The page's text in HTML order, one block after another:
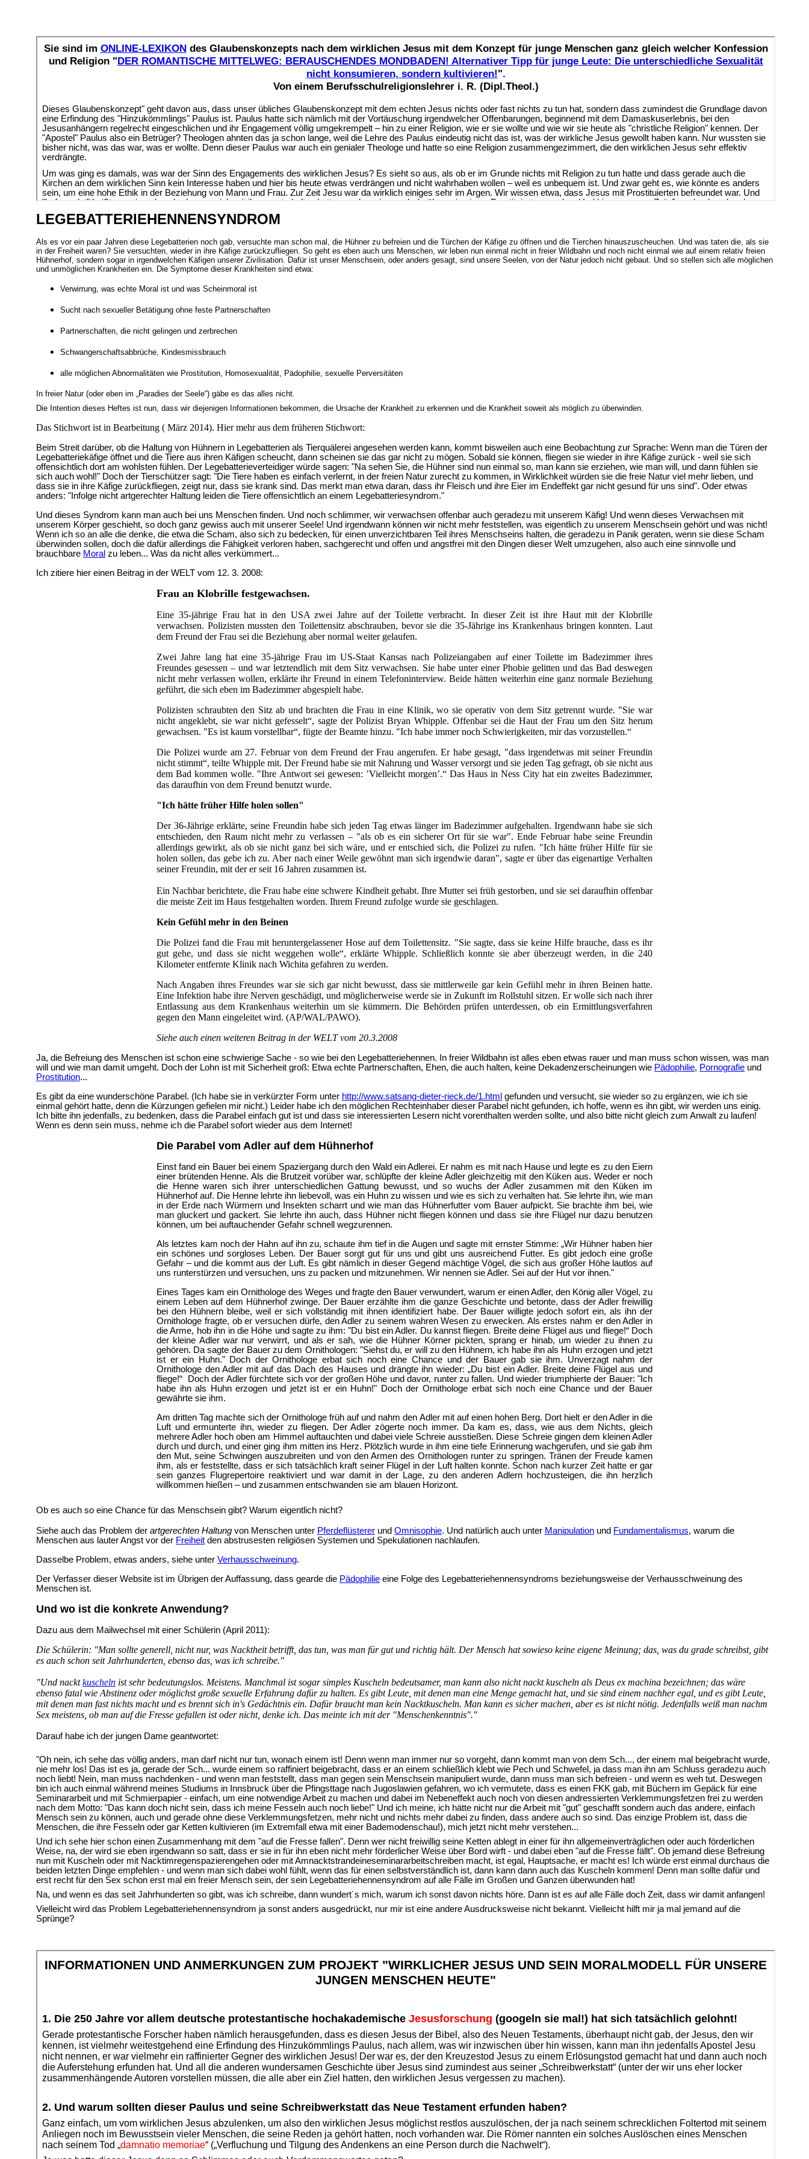
LEGEBATTERIEHENNENSYNDROM
Als es vor ein paar Jahren diese Legebatterien noch gab, versuchte man schon mal, die Hühner zu befreien und die Türchen der Käfige zu öffnen und die Tierchen hinauszuscheuchen. Und was taten die, als sie
in der Freiheit waren? Sie versuchten, wieder in ihre Käfige zurückzufliegen. So geht es eben auch uns Menschen, wir leben nun einmal nicht in freier Wildbahn und noch nicht einmal wie auf einem relativ freien
Hühnerhof, sondern sogar in irgendwelchen Käfigen unserer Zivilisation. Dafür ist unser Menschsein, oder anders gesagt, sind unsere Seelen, von der Natur jedoch nicht gebaut. Und so stellen sich alle möglichen
und unmöglichen Krankheiten ein. Die Symptome dieser Krankheiten sind etwa:
Verwirrung, was echte Moral ist und was Scheinmoral ist
Sucht nach sexueller Betätigung ohne feste Partnerschaften
Partnerschaften, die nicht gelingen und zerbrechen
Schwangerschaftsabbrüche, Kindesmissbrauch
alle möglichen Abnormalitäten wie Prostitution, Homosexualität, Pädophilie, sexuelle Perversitäten
In freier Natur (oder eben im „Paradies der Seele“) gäbe es das alles nicht.
Die Intention dieses Heftes ist nun, dass wir diejenigen Informationen bekommen, die Ursache der Krankheit zu erkennen und die Krankheit soweit als möglich zu überwinden.
Das Stichwort ist in Bearbeitung ( März 2014). Hier mehr aus dem früheren Stichwort:
Beim Streit darüber, ob die Haltung von Hühnern in Legebatterien als Tierquälerei angesehen werden kann, kommt bisweilen auch eine Beobachtung zur Sprache: Wenn man die Türen der
Legebatteriekäfige öffnet und die Tiere aus ihren Käfigen scheucht, dann scheinen sie das gar nicht zu mögen. Sobald sie können, fliegen sie wieder in ihre Käfige zurück - weil sie sich
offensichtlich dort am wohlsten fühlen. Der Legebatterieverteidiger würde sagen: "Na sehen Sie, die Hühner sind nun einmal so, man kann sie erziehen, wie man will, und dann fühlen sie
sich auch wohl!" Doch der Tierschützer sagt: "Die Tiere haben es einfach verlernt, in der freien Natur zurecht zu kommen, in Wirklichkeit würden sie die freie Natur viel mehr lieben, und
dass sie in ihre Käfige zurückfliegen, zeigt nur, dass sie krank sind. Das merkt man etwa daran, dass ihr Fleisch und ihre Eier im Endeffekt gar nicht gesund für uns sind". Oder etwas
anders: "Infolge nicht artgerechter Haltung leiden die Tiere offensichtlich an einem Legebatteriesyndrom."
Und dieses Syndrom kann man auch bei uns Menschen finden. Und noch schlimmer, wir verwachsen offenbar auch geradezu mit unserem Käfig! Und wenn dieses Verwachsen mit
unserem Körper geschieht, so doch ganz gewiss auch mit unserer Seele! Und irgendwann können wir nicht mehr feststellen, was eigentlich zu unserem Menschsein gehört und was nicht!
Wenn ich so an alle die denke, die etwa die Scham, also sich zu bedecken, für einen unverzichtbaren Teil ihres Menschseins halten, die geradezu in Panik geraten, wenn sie diese Scham
überwinden sollen, doch die dafür allerdings die Fähigkeit verloren haben, sachgerecht und offen und angstfrei mit den Dingen dieser Welt umzugehen, also auch eine sinnvolle und
brauchbare Moral zu leben... Was da nicht alles verkümmert...
Ich zitiere hier einen Beitrag in der WELT vom 12. 3. 2008:
Frau an Klobrille festgewachsen.
Eine 35-jährige Frau hat in den USA zwei Jahre auf der Toilette verbracht. In dieser Zeit ist ihre Haut mit der Klobrille
verwachsen. Polizisten mussten den Toilettensitz abschrauben, bevor sie die 35-Jährige ins Krankenhaus bringen konnten. Laut
dem Freund der Frau sei die Beziehung aber normal weiter gelaufen.
Zwei Jahre lang hat eine 35-jährige Frau im US-Staat Kansas nach Polizeiangaben auf einer Toilette im Badezimmer ihres
Freundes gesessen – und war letztendlich mit dem Sitz verwachsen. Sie habe unter einer Phobie gelitten und das Bad deswegen
nicht mehr verlassen wollen, erklärte ihr Freund in einem Telefoninterview. Beide hätten weiterhin eine ganz normale Beziehung
geführt, die sich eben im Badezimmer abgespielt habe.
Polizisten schraubten den Sitz ab und brachten die Frau in eine Klinik, wo sie operativ von dem Sitz getrennt wurde. "Sie war
nicht angeklebt, sie war nicht gefesselt“, sagte der Polizist Bryan Whipple. Offenbar sei die Haut der Frau um den Sitz herum
gewachsen. "Es ist kaum vorstellbar“, fügte der Beamte hinzu. "Ich habe immer noch Schwierigkeiten, mir das vorzustellen.“
Die Polizei wurde am 27. Februar von dem Freund der Frau angerufen. Er habe gesagt, "dass irgendetwas mit seiner Freundin
nicht stimmt“, teilte Whipple mit. Der Freund habe sie mit Nahrung und Wasser versorgt und sie jeden Tag gefragt, ob sie nicht aus
dem Bad kommen wolle. "Ihre Antwort sei gewesen: ’Vielleicht morgen’.“ Das Haus in Ness City hat ein zweites Badezimmer,
das daraufhin von dem Freund benutzt wurde.
"Ich hätte früher Hilfe holen sollen"
Der 36-Jährige erklärte, seine Freundin habe sich jeden Tag etwas länger im Badezimmer aufgehalten. Irgendwann habe sie sich
entschieden, den Raum nicht mehr zu verlassen – "als ob es ein sicherer Ort für sie war". Ende Februar habe seine Freundin
allerdings gewirkt, als ob sie nicht ganz bei sich wäre, und er entschied sich, die Polizei zu rufen. "Ich hätte früher Hilfe für sie
holen sollen, das gebe ich zu. Aber nach einer Weile gewöhnt man sich irgendwie daran", sagte er über das eigenartige Verhalten
seiner Freundin, mit der er seit 16 Jahren zusammen ist.
Ein Nachbar berichtete, die Frau habe eine schwere Kindheit gehabt. Ihre Mutter sei früh gestorben, und sie sei daraufhin offenbar
die meiste Zeit im Haus festgehalten worden. Ihrem Freund zufolge wurde sie geschlagen.
Kein Gefühl mehr in den Beinen
Die Polizei fand die Frau mit heruntergelassener Hose auf dem Toilettensitz. "Sie sagte, dass sie keine Hilfe brauche, dass es ihr
gut gehe, und dass sie nicht weggehen wolle“, erklärte Whipple. Schließlich konnte sie aber überzeugt werden, in die 240
Kilometer entfernte Klinik nach Wichita gefahren zu werden.
Nach Angaben ihres Freundes war sie sich gar nicht bewusst, dass sie mittlerweile gar kein Gefühl mehr in ihren Beinen hatte.
Eine Infektion habe ihre Nerven geschädigt, und möglicherweise werde sie in Zukunft im Rollstuhl sitzen. Er wolle sich nach ihrer
Entlassung aus dem Krankenhaus weiterhin um sie kümmern. Die Behörden prüfen unterdessen, ob ein Ermittlungsverfahren
gegen den Mann eingeleitet wird. (AP/WAL/PAWO).
Siehe auch einen weiteren Beitrag in der WELT vom 20.3.2008
Ja, die Befreiung des Menschen ist schon eine schwierige Sache - so wie bei den Legebatteriehennen. In freier Wildbahn ist alles eben etwas rauer und man muss schon wissen, was man
will und wie man damit umgeht. Doch der Lohn ist mit Sicherheit groß: Etwa echte Partnerschaften, Ehen, die auch halten, keine Dekadenzerscheinungen wie Pädophilie, Pornografie und
Prostitution...
Es gibt da eine wunderschöne Parabel. (Ich habe sie in verkürzter Form unter http://www.satsang-dieter-rieck.de/1.html gefunden und versucht, sie wieder so zu ergänzen, wie ich sie
einmal gehört hatte, denn die Kürzungen gefielen mir nicht.) Leider habe ich den möglichen Rechteinhaber dieser Parabel nicht gefunden, ich hoffe, wenn es ihn gibt, wir werden uns einig.
Ich bitte ihn jedenfalls, zu bedenken, dass die Parabel einfach gut ist und dass sie interessierten Lesern nicht vorenthalten werden sollte, und also bitte nicht gleich zum Anwalt zu laufen!
Wenn es denn sein muss, nehme ich die Parabel sofort wieder aus dem Internet!
Die Parabel vom Adler auf dem Hühnerhof
Einst fand ein Bauer bei einem Spaziergang durch den Wald ein Adlerei. Er nahm es mit nach Hause und legte es zu den Eiern
einer brütenden Henne. Als die Brutzeit vorüber war, schlüpfte der kleine Adler gleichzeitig mit den Küken aus. Weder er noch
die Henne waren sich ihrer unterschiedlichen Gattung bewusst, und so wuchs der Adler zusammen mit den Küken im
Hühnerhof auf. Die Henne lehrte ihn liebevoll, was ein Huhn zu wissen und wie es sich zu verhalten hat. Sie lehrte ihn, wie man
in der Erde nach Würmern und Insekten scharrt und wie man das Hühnerfutter vom Bauer aufpickt. Sie brachte ihm bei, wie
man gluckert und gackert. Sie lehrte ihn auch, dass Hühner nicht fliegen können und dass sie ihre Flügel nur dazu benutzen
können, um bei auftauchender Gefahr schnell wegzurennen.
Als letztes kam noch der Hahn auf ihn zu, schaute ihm tief in die Augen und sagte mit ernster Stimme: „Wir Hühner haben hier
ein schönes und sorgloses Leben. Der Bauer sorgt gut für uns und gibt uns ausreichend Futter. Es gibt jedoch eine große
Gefahr – und die kommt aus der Luft. Es gibt nämlich in dieser Gegend mächtige Vögel, die sich aus großer Höhe lautlos auf
uns runterstürzen und versuchen, uns zu packen und mitzunehmen. Wir nennen sie Adler. Sei auf der Hut vor ihnen."
Eines Tages kam ein Ornithologe des Weges und fragte den Bauer verwundert, warum er einen Adler, den König aller Vögel, zu
einem Leben auf dem Hühnerhof zwinge. Der Bauer erzählte ihm die ganze Geschichte und betonte, dass der Adler freiwillig
bei den Hühnern bleibe, weil er sich vollständig mit ihnen identifiziert habe. Der Bauer willigte jedoch sofort ein, als ihn der
Ornithologe fragte, ob er versuchen dürfe, den Adler zu seinem wahren Wesen zu erwecken. Als erstes nahm er den Adler in
die Arme, hob ihn in die Höhe und sagte zu ihm: "Du bist ein Adler. Du kannst fliegen. Breite deine Flügel aus und fliege!“ Doch
der kleine Adler war nur verwirrt, und als er sah, wie die Hühner Körner pickten, sprang er hinab, um wieder zu ihnen zu
gehören. Da sagte der Bauer zu dem Ornithologen: "Siehst du, er will zu den Hühnern, ich habe ihn als Huhn erzogen und jetzt
ist er ein Huhn." Doch der Ornithologe erbat sich noch eine Chance und der Bauer gab sie ihm. Unverzagt nahm der
Ornithologe den Adler mit auf das Dach des Hauses und drängte ihn wieder: „Du bist ein Adler. Breite deine Flügel aus und
fliege!“ Doch der Adler fürchtete sich vor der großen Höhe und davor, runter zu fallen. Und wieder triumphierte der Bauer: "Ich
habe ihn als Huhn erzogen und jetzt ist er ein Huhn!" Doch der Ornithologe erbat sich noch eine Chance und der Bauer
gewährte sie ihm.
Am dritten Tag machte sich der Ornithologe früh auf und nahm den Adler mit auf einen hohen Berg. Dort hielt er den Adler in die
Luft und ermunterte ihn, wieder zu fliegen. Der Adler zögerte noch immer. Da kam es, dass, wie aus dem Nichts, gleich
mehrere Adler hoch oben am Himmel auftauchten und dabei viele Schreie ausstießen. Diese Schreie gingen dem kleinen Adler
durch und durch, und einer ging ihm mitten ins Herz. Plötzlich wurde in ihm eine tiefe Erinnerung wachgerufen, und sie gab ihm
den Mut, seine Schwingen auszubreiten und von den Armen des Ornithologen runter zu springen. Tränen der Freude kamen
ihm, als er feststellte, dass er sich tatsächlich kraft seiner Flügel in der Luft halten konnte. Schon nach kurzer Zeit hatte er gar
sein ganzes Flugrepertoire reaktiviert und war damit in der Lage, zu den anderen Adlern hochzusteigen, die ihn herzlich
willkommen hießen – und zusammen entschwanden sie am blauen Horizont.
Ob es auch so eine Chance für das Menschsein gibt? Warum eigentlich nicht?
Siehe auch das Problem der artgerechten Haltung von Menschen unter Pferdeflüsterer und Omnisophie. Und natürlich auch unter Manipulation und Fundamentalismus, warum die
Menschen aus lauter Angst vor der Freiheit den abstrusesten religiösen Systemen und Spekulationen nachlaufen.
Dasselbe Problem, etwas anders, siehe unter Verhausschweinung.
Der Verfasser dieser Website ist im Übrigen der Auffassung, dass gearde die Pädophilie eine Folge des Legebatteriehennensyndroms beziehungsweise der Verhausschweinung des
Menschen ist.
Und wo ist die konkrete Anwendung?
Dazu aus dem Mailwechsel mit einer Schülerin (April 2011):
Die Schülerin: "Man sollte generell, nicht nur, was Nacktheit betrifft, das tun, was man für gut und richtig hält. Der Mensch hat sowieso keine eigene Meinung; das, was du grade schreibst, gibt
es auch schon seit Jahrhunderten, ebenso das, was ich schreibe."
"Und nacktkuscheln ist sehr bedeutungslos. Meistens. Manchmal ist sogar simples Kuscheln bedeutsamer, man kann also nicht nackt kuscheln als Deus ex machina bezeichnen; das wäre
ebenso fatal wie Abstinenz oder möglichst große sexuelle Erfahrung dafür zu halten. Es gibt Leute, mit denen man eine Menge gemacht hat, und sie sind einem nachher egal, und es gibt Leute,
mit denen man fast nichts macht und es brennt sich in's Gedächtnis ein. Dafür braucht man kein Nacktkuscheln. Man kann es sicher machen, aber es ist nicht nötig. Jedenfalls weiß man nachm
Sex meistens, ob man auf die Fresse gefallen ist oder nicht, denke ich. Das meinte ich mit der "Menschenkenntnis"."
Darauf habe ich der jungen Dame geantwortet:
"Oh nein, ich sehe das völlig anders, man darf nicht nur tun, wonach einem ist! Denn wenn man immer nur so vorgeht, dann kommt man von dem Sch..., der einem mal beigebracht wurde,
nie mehr los! Das ist es ja, gerade der Sch... wurde einem so raffiniert beigebracht, dass er an einem schließlich klebt wie Pech und Schwefel, ja dass man ihn am Schluss geradezu auch
noch liebt! Nein, man muss nachdenken - und wenn man feststellt, dass man gegen sein Menschsein manipuliert wurde, dann muss man sich befreien - und wenn es weh tut. Deswegen
bin ich auch einmal während meines Studiums in Innsbruck über die Pfingsttage nach Jugoslawien gefahren, wo ich vermutete, dass es einen FKK gab, mit Büchern im Gepäck für eine
Seminararbeit und mit Schmierpapier - einfach, um eine notwendige Arbeit zu machen und dabei im Nebeneffekt auch noch von diesen andressierten Verklemmungsfetzen frei zu werden
nach dem Motto: "Das kann doch nicht sein, dass ich meine Fesseln auch noch liebe!" Und ich meine, ich hätte nicht nur die Arbeit mit "gut" geschafft sondern auch das andere, einfach
Mensch sein zu können, auch und gerade ohne diese Verklemmungsfetzen, mehr nicht und nichts mehr dabei zu finden, dass andere auch so sind. Das einzige Problem ist, dass die
Menschen, die ihre Fesseln oder gar Ketten kultivieren (im Extremfall etwa mit einer Bademodenschau!), mich jetzt nicht mehr verstehen...
Und ich sehe hier schon einen Zusammenhang mit dem "auf die Fresse fallen". Denn wer nicht freiwillig seine Ketten ablegt in einer für ihn allgemeinverträglichen oder auch förderlichen
Weise, na, der wird sie eben irgendwann so satt, dass er sie in für ihn eben nicht mehr förderlicher Weise über Bord wirft - und dabei eben "auf die Fresse fällt". Ob jemand diese Befreiung
nun mit Kuscheln oder mit Nacktimregenspazierengehen oder mit Amnacktstrandeineseminararbeitschreiben macht, ist egal, Hauptsache, er macht es! Ich würde erst einmal durchaus die
beiden letzten Dinge empfehlen - und wenn man sich dabei wohl fühlt, wenn das für einen selbstverständlich ist, dann kann dann auch das Kuscheln kommen! Denn man sollte dafür und
erst recht für den Sex schon erst mal ein freier Mensch sein, der sein Legebatteriehennensyndrom auf alle Fälle im Großen und Ganzen überwunden hat!
Na, und wenn es das seit Jahrhunderten so gibt, was ich schreibe, dann wundert´s mich, warum ich sonst davon nichts höre. Dann ist es auf alle Fälle doch Zeit, dass wir damit anfangen!
Vielleicht wird das Problem Legebatteriehennensyndrom ja sonst anders ausgedrückt, nur mir ist eine andere Ausdrucksweise nicht bekannt. Vielleicht hilft mir ja mal jemand auf die
Sprünge?